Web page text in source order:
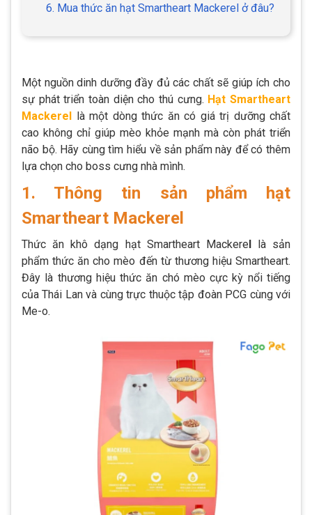
6. Mua thức ăn hạt Smartheart Mackerel ở đâu?
Một nguồn dinh dưỡng đầy đủ các chất sẽ giúp ích cho
sự phát triển toàn diện cho thú cưng. Hạt Smartheart
Mackerel là một dòng thức ăn có giá trị dưỡng chất
cao không chỉ giúp mèo khỏe mạnh mà còn phát triển
não bộ. Hãy cùng tìm hiểu về sản phẩm này để có thêm
lựa chọn cho boss cưng nhà mình.
1. Thông tin sản phẩm hạt
Smartheart Mackerel
Thức ăn khô dạng hạt Smartheart Mackerellà sản
phẩm thức ăn cho mèo đến từ thương hiệu Smartheart.
Đây là thương hiệu thức ăn chó mèo cực kỳ nổi tiếng
của Thái Lan và cùng trực thuộc tập đoàn PCG cùng với
Me-o.